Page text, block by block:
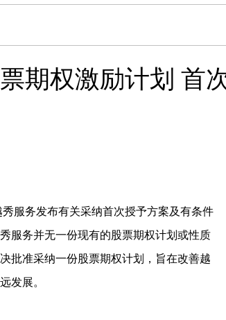
期权激励计划 首
服务发布有关采纳首次授予方案及有条件
服务并无一份现有的股票期权计划或性质
批准采纳一份股票期权计划，旨在改善越
发展。